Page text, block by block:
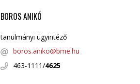
BOROS ANIKÓ
tanulmányi ügyintéző
boros.aniko@bme.hu
463-1111/4625